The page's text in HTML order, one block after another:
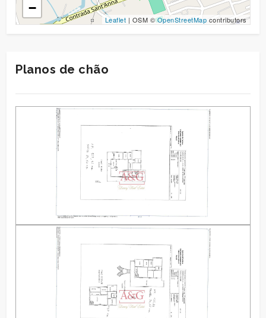
−
Leaflet | OSM ©OpenStreetMap contributors
Planos de chão